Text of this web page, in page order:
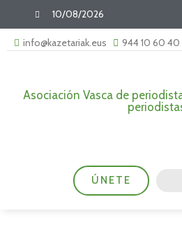
10/08/2026
info@kazetariak.eus 944 10 60 40
Asociación Vasca de
ÚNETE